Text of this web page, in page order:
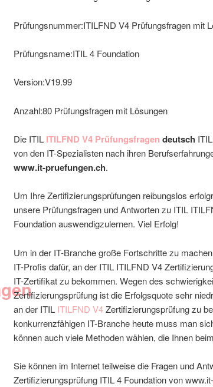
Prüfungsnummer:ITILFND V4 Prüfungsfragen mit
Prüfungsname:ITIL 4 Foundation
Version:V19.99
Anzahl:80 Prüfungsfragen mit Lösungen
Die ITIL ITILFND V4 Prüfungsfragen deutsch
von den IT-Spezialisten nach ihren
www.it-pruefungen.ch.
Um Ihre Zertifizierungsprüfungen reibungslos
unsere Prüfungsfragen und Antworten zu ITIL
Foundation auswendigzulernen. Viel Erfolg!
Um in der IT-Branche große Fortschritte zu
IT-Profis dafür, an der ITIL ITILFND V4
IT-Zertifikat zu bekommen. Wegen des
Zertifizierungsprüfung ist die Erfolgsquote sehr
an der ITIL ITILFND V4Zertifizierungsprüfung zu
konkurrenzfähigen IT-Branche heute muss man
können auch viele Methoden wählen, die Ihnen
Sie können im Internet teilweise die Fragen und
Zertifizierungsprüfung ITIL 4 Foundation von